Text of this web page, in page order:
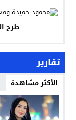
طرح
تقارير
الأكثر مشاهدة